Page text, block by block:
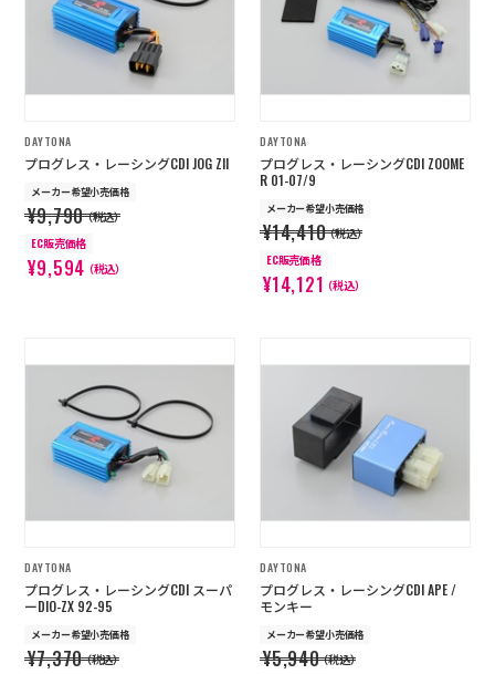
DAYTONA
プログレス・レーシングCDI JOG ZII
メーカー希望小売価格
¥9,790（税込）
EC販売価格
¥9,594（税込）
DAYTONA
プログレス・レーシングCDI ZOOME
R 01-07/9
メーカー希望小売価格
¥14,410（税込）
EC販売価格
¥14,121 （税込）
DAYTONA
プログレス・レーシングCDI スーパ
ーDIO-ZX 92-95
メーカー希望小売価格
¥7,370（税込）
DAYTONA
プログレス・レーシングCDI APE /
モンキー
メーカー希望小売価格
¥5,940（税込）